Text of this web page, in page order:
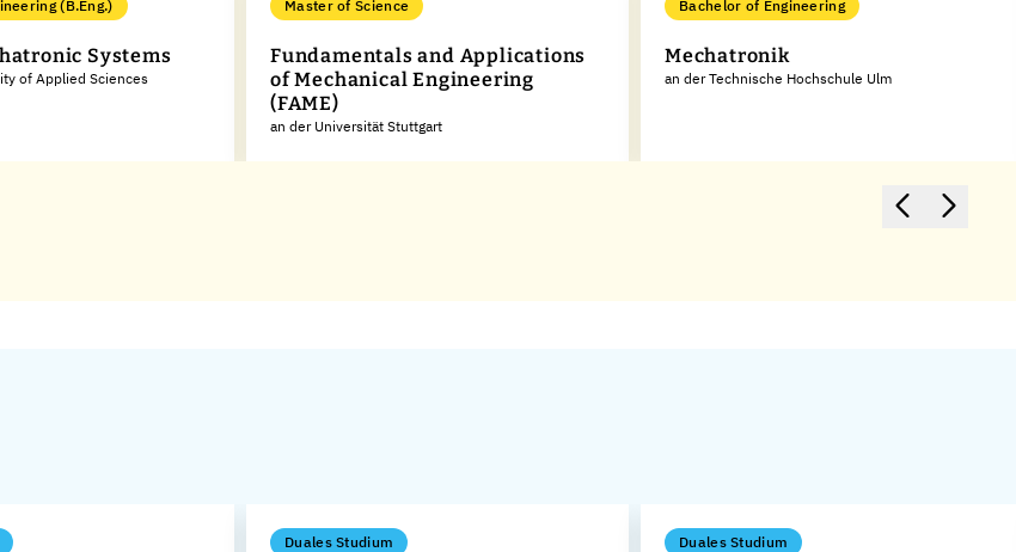
(B.Eng.)
Systems
of Applied Sciences
Master of Science
Fundamentals and Applications
of Mechanical Engineering
(FAME)
an der Universität Stuttgart
Bachelor of Engineering
Mechatronik
an der Technische Hochschule Ulm
Duales Studium Duales Studium